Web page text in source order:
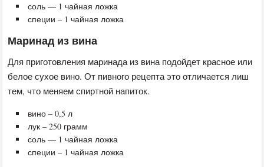
соль — 1 чайная ложка
специи – 1 чайная ложка
Маринад из вина
Для приготовления маринада из вина подойдет красное или
белое сухое вино. От пивного рецепта это отличается лиш
тем, что меняем спиртной напиток.
вино – 0,5 л
лук – 250 грамм
соль — 1 чайная ложка
специи – 1 чайная ложка